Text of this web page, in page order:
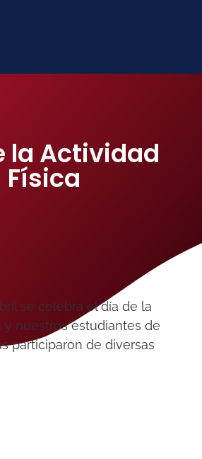
la Actividad
Física
se celebra el día de la
y nuestros estudiantes de
participaron de diversas